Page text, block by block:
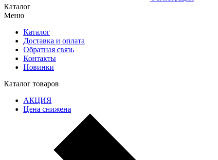
Каталог
Меню
Каталог
Доставка и оплата
Обратная связь
Контакты
Новинки
Каталог товаров
АКЦИЯ
Цена снижена